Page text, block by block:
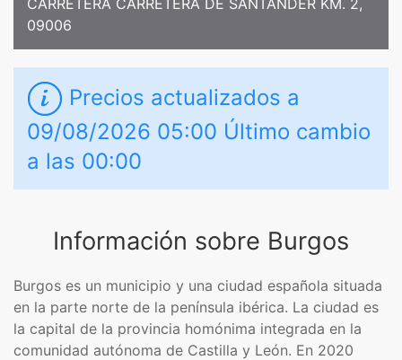
CARRETERA CARRETERA DE SANTANDER KM. 2,
09006
Precios actualizados a
09/08/2026 05:00 Último cambio
a las 00:00
Información sobre Burgos
Burgos es un municipio y una ciudad española situada
en la parte norte de la península ibérica. La ciudad es
la capital de la provincia homónima integrada en la
comunidad autónoma de Castilla y León. En 2020